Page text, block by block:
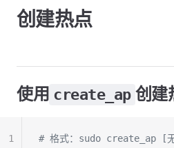
创建热点
使用 create_ap 创建
# 格式：sudo create_ap [
1